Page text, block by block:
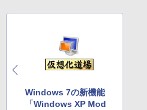
Windows 7の新機能
「Windows XP Mod